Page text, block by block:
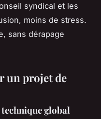
syndical et les
moins de stress.
sans dérapage
un projet de
global